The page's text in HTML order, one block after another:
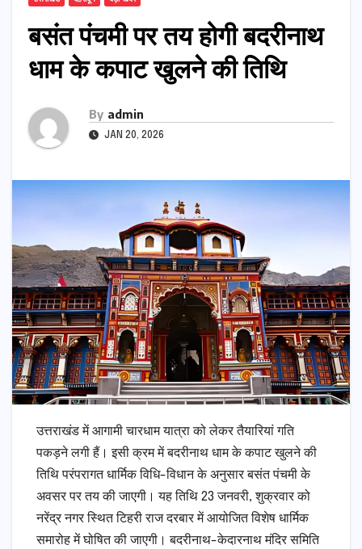
बसंत पंचमी पर तय होगी बदरीनाथ
धाम के कपाट खुलने की तिथि
By admin
JAN 20, 2026
उत्तराखंड में आगामी चारधाम यात्रा को लेकर तैयारियां गति
पकड़ने लगी हैं। इसी क्रम में बदरीनाथ धाम के कपाट खुलने की
तिथि परंपरागत धार्मिक विधि-विधान के अनुसार बसंत पंचमी के
अवसर पर तय की जाएगी। यह तिथि 23 जनवरी, शुक्रवार को
नरेंद्र नगर स्थित टिहरी राज दरबार में आयोजित विशेष धार्मिक
समारोह में घोषित की जाएगी। बदरीनाथ-केदारनाथ मंदिर समिति